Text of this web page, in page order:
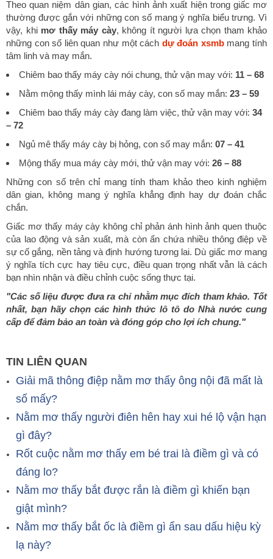
Theo quan niệm dân gian, các hình ảnh xuất hiện trong giấc mơ
thường được gắn với những con số mang ý nghĩa biểu trưng. Vì
vậy, khi mơ thấy máy cày, không ít người lựa chọn tham khảo
những con số liên quan như một cách dự đoán xsmbmang tính
tâm linh và may mắn.
Chiêm bao thấy máy cày nói chung, thử vận may với: 11 – 68
Nằm mộng thấy mình lái máy cày, con số may mắn: 23 – 59
Chiêm bao thấy máy cày đang làm việc, thử vận may với: 34
– 72
Ngủ mê thấy máy cày bị hỏng, con số may mắn: 07 – 41
Mộng thấy mua máy cày mới, thử vận may với: 26 – 88
Những con số trên chỉ mang tính tham khảo theo kinh nghiệm
dân gian, không mang ý nghĩa khẳng định hay dự đoán chắc
chắn.
Giấc mơ thấy máy cày không chỉ phản ánh hình ảnh quen thuộc
của lao động và sản xuất, mà còn ẩn chứa nhiều thông điệp về
sự cố gắng, nền tảng và định hướng tương lai. Dù giấc mơ mang
ý nghĩa tích cực hay tiêu cực, điều quan trọng nhất vẫn là cách
bạn nhìn nhận và điều chỉnh cuộc sống thực tại.
"Các số liệu được đưa ra chỉ nhằm mục đích tham khảo. Tốt
nhất, bạn hãy chọn các hình thức lô tô do Nhà nước cung
cấp để đảm bảo an toàn và đóng góp cho lợi ích chung."
TIN LIÊN QUAN
Giải mã thông điệp nằm mơ thấy ông nội đã mất là
số mấy?
Nằm mơ thấy người điên hên hay xui hé lộ vận hạn
gì đây?
Rốt cuộc nằm mơ thấy em bé trai là điềm gì và có
đáng lo?
Nằm mơ thấy bắt được rắn là điềm gì khiến bạn
giật mình?
Nằm mơ thấy bắt ốc là điềm gì ẩn sau dấu hiệu kỳ
lạ này?